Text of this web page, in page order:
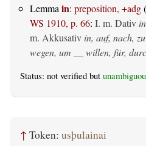
Lemma in: preposition, +adg(
WS 1910, p. 66: I. m. Dativ
m. Akkusativ in, auf, nach, zu
wegen, um __ willen, für,
Status: not verified but
↑ Token: usþulainai